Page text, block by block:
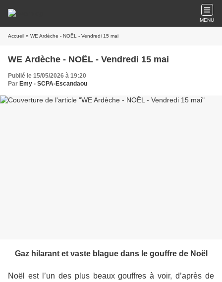
MENU
Accueil » WE Ardèche - NOËL - Vendredi 15 mai
WE Ardèche - NOËL - Vendredi 15 mai
Publié le 15/05/2026 à 19:20
Par Emy - SCPA-Escandaou
Gaz hilarant et vaste blague dans le gouffre de Noël
Noël est l’un des plus beaux gouffres à voir, d’après de